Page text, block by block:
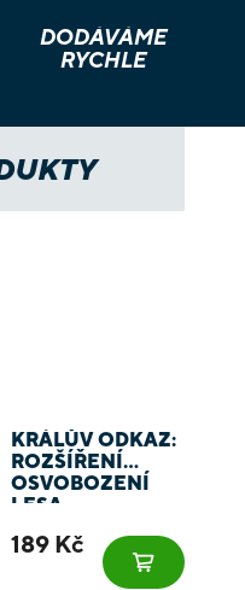
DODÁVÁME
RYCHLE
KRÁLŮV ODKAZ:
ROZŠÍŘENÍ
OSVOBOZENÍ
LESA
189 Kč